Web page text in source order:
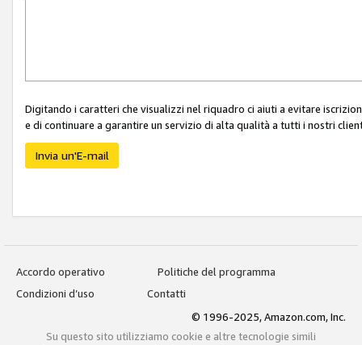
Digitando i caratteri che visualizzi nel riquadro ci aiuti a evitare
e di continuare a garantire un servizio di alta qualità a tutti i nostri
Invia un'E-mail
Accordo operativo
Politiche del programma
Condizioni d’uso
Contatti
© 1996-2025, Amazon.com, Inc.
Su questo sito utilizziamo cookie e altre tecnologie simili